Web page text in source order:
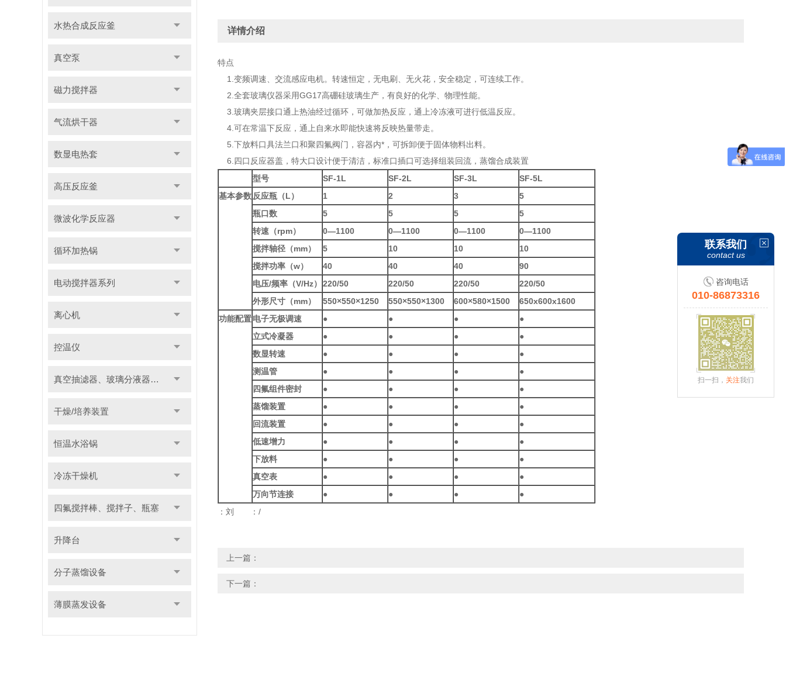
水热合成反应釜
真空泵
磁力搅拌器
气流烘干器
数显电热套
高压反应釜
微波化学反应器
循环加热锅
电动搅拌器系列
离心机
控温仪
真空抽滤器、玻璃分液器系列
干燥/培养装置
恒温水浴锅
冷冻干燥机
四氟搅拌棒、搅拌子、瓶塞
升降台
分子蒸馏设备
薄膜蒸发设备
详情介绍
特点
1.变频调速、交流感应电机。转速恒定，无电刷、无火花，安全稳定，可连续工作。
2.全套玻璃仪器采用GG17高硼硅玻璃生产，有良好的化学、物理性能。
3.玻璃夹层接口通上热油经过循环，可做加热反应，通上冷冻液可进行低温反应。
4.可在常温下反应，通上自来水即能快速将反映热量带走。
5.下放料口具法兰口和聚四氟阀门，容器内*，可拆卸便于固体物料出料。
6.四口反应器盖，特大口设计便于清洁，标准口插口可选择组装回流，蒸馏合成装置
型号
SF-1L SF-2L SF-3L
SF-5L
基本参数 反应瓶（L） 1 2 3
5
瓶口数
5 5 5
5
转速（rpm） 0—1100 0—1100 0—1100
0—1100
搅拌轴径（mm）
5 10 10
10
搅拌功率（w） 40 40 40
90
电压/频率（V/Hz） 220/50 220/50 220/50
220/50
外形尺寸（mm）
550×550×1250 550×550×1300 600×580×1500
650x600x1600
功能配置电子无极调速 ● ● ●
●
立式冷凝器
● ● ●
●
数显转速
● ● ●
●
测温管
● ● ●
●
四氟组件密封
● ● ●
●
蒸馏装置
● ● ●
●
回流装置
● ● ●
●
低速增力
● ● ●
●
下放料
● ● ●
●
真空表
● ● ●
●
万向节连接
● ● ●
●
：刘 ：/
上一篇：
下一篇：
联系我们
contact us
咨询电话
010-86873316
扫一扫， 关注我们